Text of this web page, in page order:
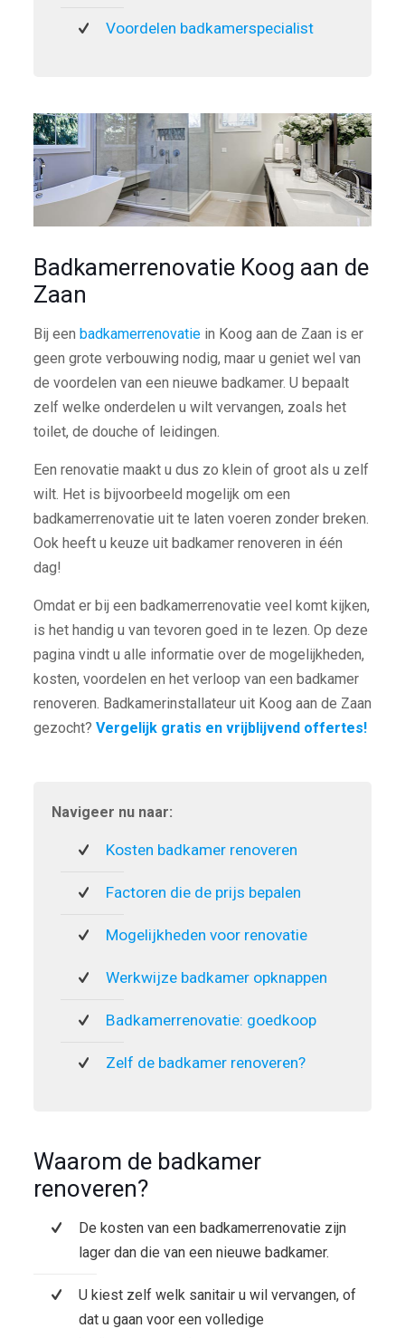
Voordelen badkamerspecialist
Badkamerrenovatie Koog aan de
Zaan
Bij een badkamerrenovatiein Koog aan de Zaan is er
geen grote verbouwing nodig, maar u geniet wel van
de voordelen van een nieuwe badkamer. U bepaalt
zelf welke onderdelen u wilt vervangen, zoals het
toilet, de douche of leidingen.
Een renovatie maakt u dus zo klein of groot als u zelf
wilt. Het is bijvoorbeeld mogelijk om een
badkamerrenovatie uit te laten voeren zonder breken.
Ook heeft u keuze uit badkamer renoveren in één
dag!
Omdat er bij een badkamerrenovatie veel komt kijken,
is het handig u van tevoren goed in te lezen. Op deze
pagina vindt u alle informatie over de mogelijkheden,
kosten, voordelen en het verloop van een badkamer
renoveren. Badkamerinstallateur uit Koog aan de Zaan
gezocht? Vergelijk gratis en vrijblijvend offertes!
Navigeer nu naar:
Kosten badkamer renoveren
Factoren die de prijs bepalen
Mogelijkheden voor renovatie
Werkwijze badkamer opknappen
Badkamerrenovatie: goedkoop
Zelf de badkamer renoveren?
Waarom de badkamer
renoveren?
De kosten van een badkamerrenovatie zijn
lager dan die van een nieuwe badkamer.
U kiest zelf welk sanitair u wil vervangen, of
dat u gaan voor een volledige